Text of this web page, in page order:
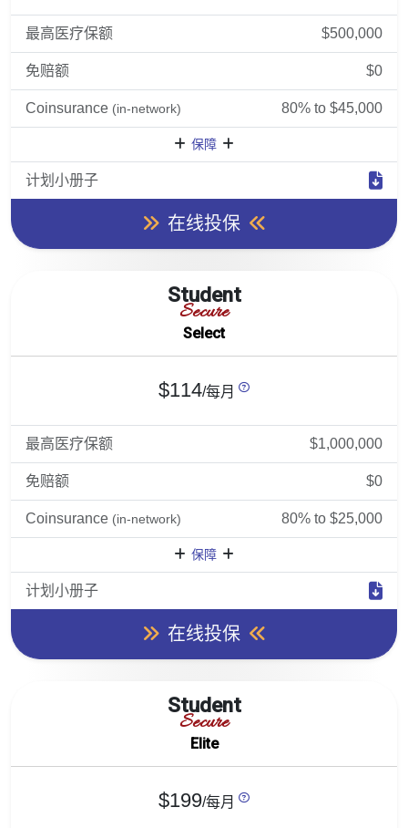
最高医疗保额 $500,000
免赔额 $0
Coinsurance (in-network) 80% to $45,000
保障
计划小册子
在线投保
Student
Secure
Select
$114/每月
最高医疗保额 $1,000,000
免赔额 $0
Coinsurance (in-network) 80% to $25,000
保障
计划小册子
在线投保
Student
Secure
Elite
$199/每月